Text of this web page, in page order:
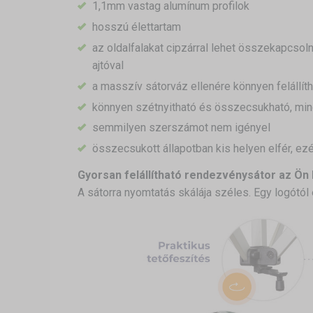
1,1mm vastag alumínum profilok
hosszú élettartam
az oldalfalakat cipzárral lehet
ajtóval
a masszív sátorváz ellenére könnyen
könnyen szétnyitható és összecsukható,
semmilyen szerszámot nem igényel
összecsukott állapotban kis helyen elfér,
Gyorsan felállítható rendezvénysátor az Ön
A sátorra nyomtatás skálája széles. Egy